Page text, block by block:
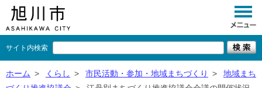
サイト内検索
くらし
ホーム > くらし > 市民活動・参加・地域まちづくり >
地域まち